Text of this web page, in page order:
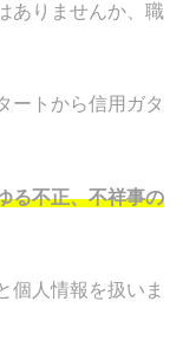
ありませんか、職
ートから信用ガタ
る不正、不祥事の
個人情報を扱いま